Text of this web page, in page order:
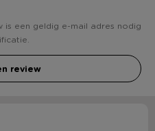
is een geldig e-mail adres nodig
review